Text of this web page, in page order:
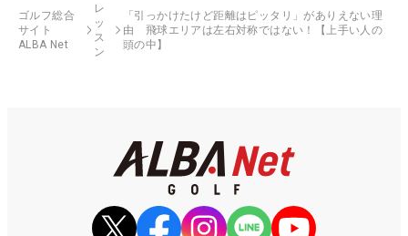
ゴルフ総合
サイト
ALBA Net
レ
ッ
ス
ン
「引っかけたけど距離はピッタリ」がありえない理
由 飛球エリアは左右対称ではない！【上手い人の
頭の中】